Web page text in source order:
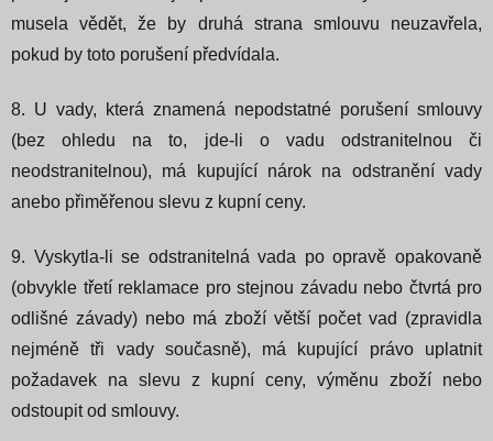
musela vědět, že by druhá strana smlouvu neuzavřela,
pokud by toto porušení předvídala.
8. U vady, která znamená nepodstatné porušení smlouvy
(bez ohledu na to, jde-li o vadu odstranitelnou či
neodstranitelnou), má kupující nárok na odstranění vady
anebo přiměřenou slevu z kupní ceny.
9. Vyskytla-li se odstranitelná vada po opravě opakovaně
(obvykle třetí reklamace pro stejnou závadu nebo čtvrtá pro
odlišné závady) nebo má zboží větší počet vad (zpravidla
nejméně tři vady současně), má kupující právo uplatnit
požadavek na slevu z kupní ceny, výměnu zboží nebo
odstoupit od smlouvy.